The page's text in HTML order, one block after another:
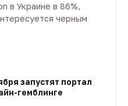
в Украине в 86%,
черным
запустят портал
гемблинге